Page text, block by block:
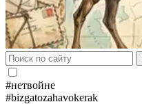
#нетвойне
#bizgatozahavokerak